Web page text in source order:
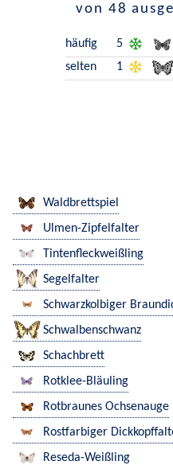
von 48
häufig
5
selten
1
Waldbrettspiel
Ulmen-Zipfelfalter
Tintenfleckweißling
Segelfalter
Schwarzkolbiger
Schwalbenschwanz
Schachbrett
Rotklee-Bläuling
Rotbraunes Ochsenauge
Rostfarbiger
Reseda-Weißling